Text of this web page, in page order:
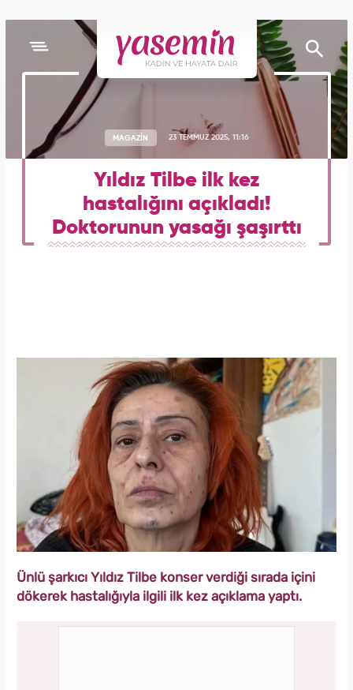
MAGAZİN 23 TEMMUZ 2025, 11:16
Yıldız Tilbe ilk kez
hastalığını açıkladı!
Doktorunun yasağı şaşırttı
Ünlü şarkıcı Yıldız Tilbe konser verdiği sırada içini
dökerek hastalığıyla ilgili ilk kez açıklama yaptı.